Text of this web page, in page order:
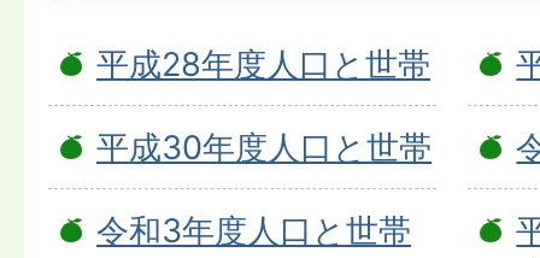
平成28年度人口と世帯
平成30年度人口と世帯
令和3年度人口と世帯